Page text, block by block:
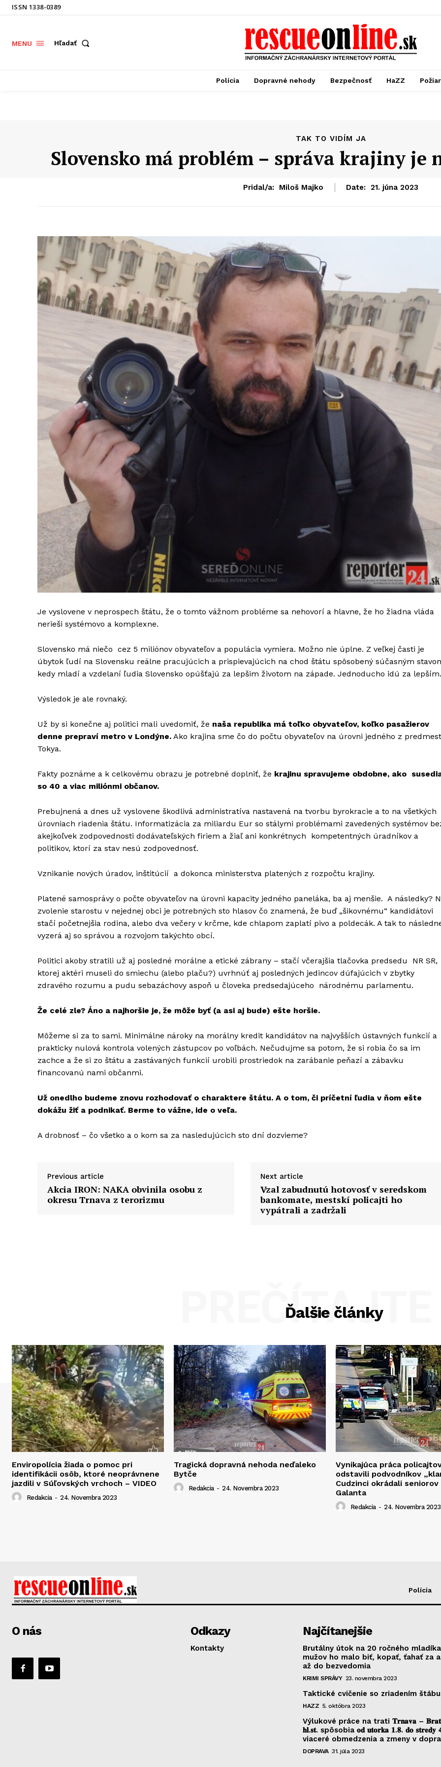
ISSN 1338-0389
MENU Hľadať
Polícia Dopravné nehody Bezpečnosť HaZZ
TAK TO VIDÍM JA
Slovensko má problém – správa krajiny je
Pridal/a: Miloš Majko Date: 21. júna 2023
Je vyslovene v neprospech štátu, že o tomto vážnom probléme sa nehovorí a hlavne, že ho žiadna vláda
nerieši systémovo a komplexne.
Slovensko má niečo cez 5 miliónov obyvateľov a populácia vymiera. Možno nie úplne. Z veľkej časti je
úbytok ľudí na Slovensku reálne pracujúcich a prispievajúcich na chod štátu spôsobený súčasným
kedy mladí a vzdelaní ľudia Slovensko opúšťajú za lepšim životom na západe. Jednoducho idú za lepším.
Výsledok je ale rovnaký.
Už by si konečne aj politici mali uvedomiť, že naša republika má toľko obyvateľov, koľko pasažierov
denne prepraví metro v Londýne. Ako krajina sme čo do počtu obyvateľov na úrovni jedného z
Tokya.
Fakty poznáme a k celkovému obrazu je potrebné doplniť, že krajinu spravujeme obdobne, ako
so 40 a viac miliónmi občanov.
Prebujnená a dnes už vyslovene škodlivá administratíva nastavená na tvorbu byrokracie a to na všetkých
úrovniach riadenia štátu. Informatizácia za miliardu Eur so stálymi problémami zavedených systémov
akejkoľvek zodpovednosti dodávateľských firiem a žiaľ ani konkrétnych kompetentných úradníkov a
politikov, ktorí za stav nesú zodpovednosť.
Vznikanie nových úradov, inštitúcií a dokonca ministerstva platených z rozpočtu krajiny.
Platené samosprávy o počte obyvateľov na úrovni kapacity jedného paneláka, ba aj menšie. A následky?
zvolenie starostu v nejednej obci je potrebných sto hlasov čo znamená, že buď „šikovnému“ kandidátovi
stačí početnejšia rodina, alebo dva večery v krčme, kde chlapom zaplatí pivo a poldecák. A tak to
vyzerá aj so správou a rozvojom takýchto obcí.
Politici akoby stratili už aj posledné morálne a etické zábrany – stačí včerajšia tlačovka predsedu NR SR,
ktorej aktéri museli do smiechu (alebo plaču?) uvrhnúť aj posledných jedincov dúfajúcich v zbytky
zdravého rozumu a pudu sebazáchovy aspoň u človeka predsedajúceho národnému parlamentu.
Že celé zle? Áno a najhoršie je, že môže byť (a asi aj bude) ešte horšie.
Môžeme si za to sami. Minimálne nároky na morálny kredit kandidátov na najvyšších ústavných funkcií a
prakticky nulová kontrola volených zástupcov po voľbách. Nečudujme sa potom, že si robia čo sa im
zachce a že si zo štátu a zastávaných funkcií urobili prostriedok na zarábanie peňazí a zábavku
financovanú nami občanmi.
Už onedlho budeme znovu rozhodovať o charaktere štátu. A o tom, či príčetní ľudia v ňom ešte
dokážu žiť a podnikať. Berme to vážne, ide o veľa.
A drobnosť – čo všetko a o kom sa za nasledujúcich sto dní dozvieme?
Previous article
Akcia IRON: NAKA obvinila osobu z
okresu Trnava z terorizmu
Next article
Vzal zabudnutú hotovosť v seredskom
bankomate, mestskí policajti ho
vypátrali a zadržali
Ďalšie články
Enviropolícia žiada o pomoc pri
identifikácii osôb, ktoré neoprávnene
jazdili v Súľovských vrchoch – VIDEO
Redakcia - 24. Novembra 2023
Tragická dopravná nehoda neďaleko
Bytče
Redakcia - 24. Novembra 2023
Vynikajúca práca
odstavili podvodníkov
Cudzinci okrádali
Galanta
Redakcia - 24. Novembra 2023
Polícia
O nás Odkazy
Kontakty
Najčítanejšie
Brutálny útok na 20 ročného
mužov ho malo biť, kopať, ťahať za
až do bezvedomia
KRIMI SPRÁVY 23. novembra 2023
Taktické cvičenie so zriadením štábu
HAZZ 5. októbra 2023
Výlukové práce na trati 𝐓𝐫𝐧𝐚𝐯𝐚 –
𝐡𝐥.𝐬𝐭. spôsobia 𝐨𝐝 𝐮𝐭𝐨𝐫𝐤𝐚 𝟏.𝟖. 𝐝𝐨 𝐬𝐭𝐫𝐞𝐝𝐲
viaceré obmedzenia a zmeny v
DOPRAVA 31. júla 2023